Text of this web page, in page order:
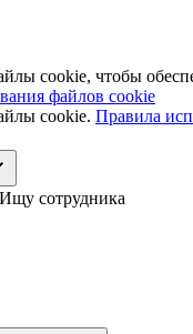
cookie, чтобы
файлов cookie
cookie. Правила
Ищу сотрудника